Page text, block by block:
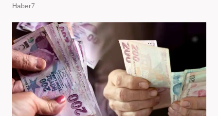
Haber7